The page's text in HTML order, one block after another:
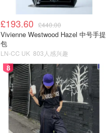
£193.60 £440.00
Vivienne Westwood Hazel 中号手提
包
LN-CC UK 803人感兴趣
8